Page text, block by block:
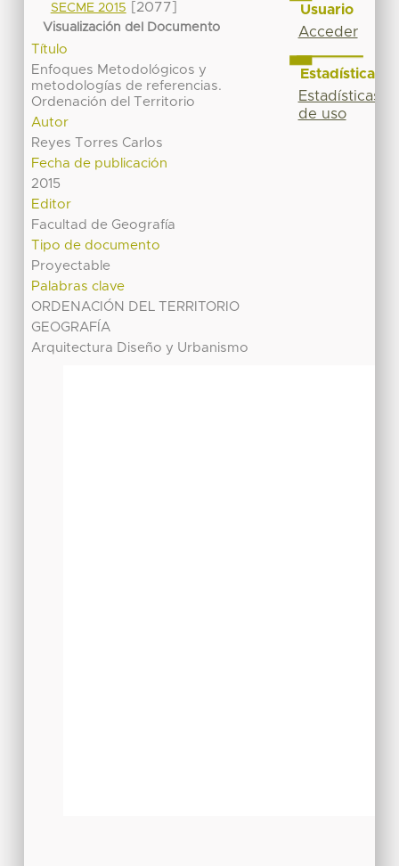
SECME 2015
[2077]
Visualización del Documento
Título
Enfoques Metodológicos y
metodologías de referencias.
Ordenación del Territorio
Autor
Reyes Torres Carlos
Fecha de publicación
2015
Editor
Facultad de Geografía
Tipo de documento
Proyectable
Palabras clave
ORDENACIÓN DEL TERRITORIO
GEOGRAFÍA
Arquitectura Diseño y Urbanismo
Usuario
Acceder
Estadísticas
Estadísticas
de uso